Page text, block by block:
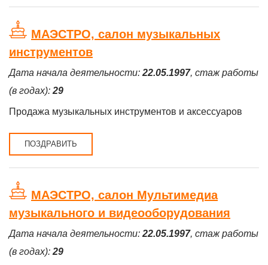
МАЭСТРО, салон музыкальных
инструментов
Дата начала деятельности: 22.05.1997, стаж работы
(в годах): 29
Продажа музыкальных инструментов и аксессуаров
ПОЗДРАВИТЬ
МАЭСТРО, салон Мультимедиа
музыкального и видеооборудования
Дата начала деятельности: 22.05.1997, стаж работы
(в годах): 29